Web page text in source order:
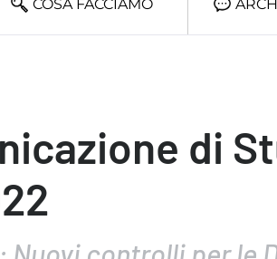
COSA FACCIAMO
di